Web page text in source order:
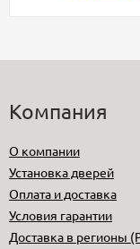
Компания
О компании
Установка дверей
Оплата и доставка
Условия гарантии
Доставка в регионы